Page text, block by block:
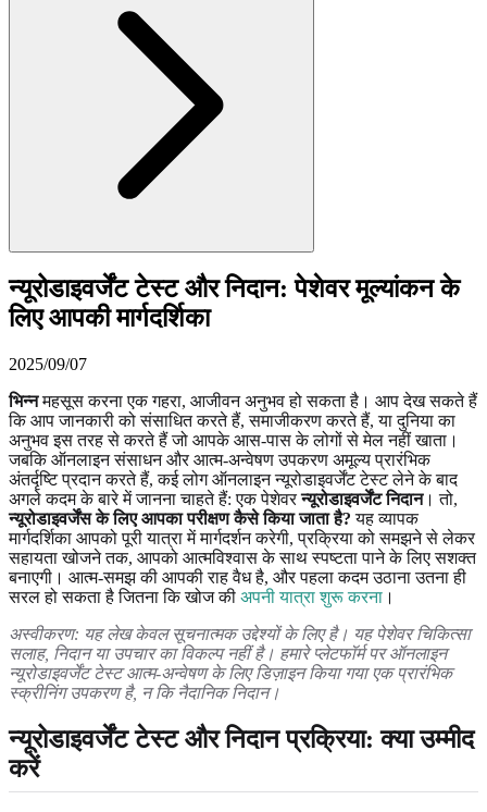
न्यूरोडाइवर्जेंट टेस्ट और निदान: पेशेवर मूल्यांकन के
लिए आपकी मार्गदर्शिका
2025/09/07
भिन्नमहसूस करना एक गहरा, आजीवन अनुभव हो सकता है। आप देख सकते हैं
कि आप जानकारी को संसाधित करते हैं, समाजीकरण करते हैं, या दुनिया का
अनुभव इस तरह से करते हैं जो आपके आस-पास के लोगों से मेल नहीं खाता।
जबकि ऑनलाइन संसाधन और आत्म-अन्वेषण उपकरण अमूल्य प्रारंभिक
अंतर्दृष्टि प्रदान करते हैं, कई लोग ऑनलाइन न्यूरोडाइवर्जेंट टेस्ट लेने के बाद
अगले कदम के बारे में जानना चाहते हैं: एक पेशेवरन्यूरोडाइवर्जेंट निदान। तो,
न्यूरोडाइवर्जेंस के लिए आपका परीक्षण कैसे किया जाता है? यह व्यापक
मार्गदर्शिका आपको पूरी यात्रा में मार्गदर्शन करेगी, प्रक्रिया को समझने से लेकर
सहायता खोजने तक, आपको आत्मविश्वास के साथ स्पष्टता पाने के लिए सशक्त
बनाएगी। आत्म-समझ की आपकी राह वैध है, और पहला कदम उठाना उतना ही
सरल हो सकता है जितना कि खोज की अपनी यात्रा शुरू करना ।
अस्वीकरण: यह लेख केवल सूचनात्मक उद्देश्यों के लिए है। यह पेशेवर चिकित्सा
सलाह, निदान या उपचार का विकल्प नहीं है। हमारे प्लेटफॉर्म पर ऑनलाइन
न्यूरोडाइवर्जेंट टेस्ट आत्म-अन्वेषण के लिए डिज़ाइन किया गया एक प्रारंभिक
स्क्रीनिंग उपकरण है, न कि नैदानिक ​​निदान।
न्यूरोडाइवर्जेंट टेस्ट और निदान प्रक्रिया: क्या उम्मीद
करें